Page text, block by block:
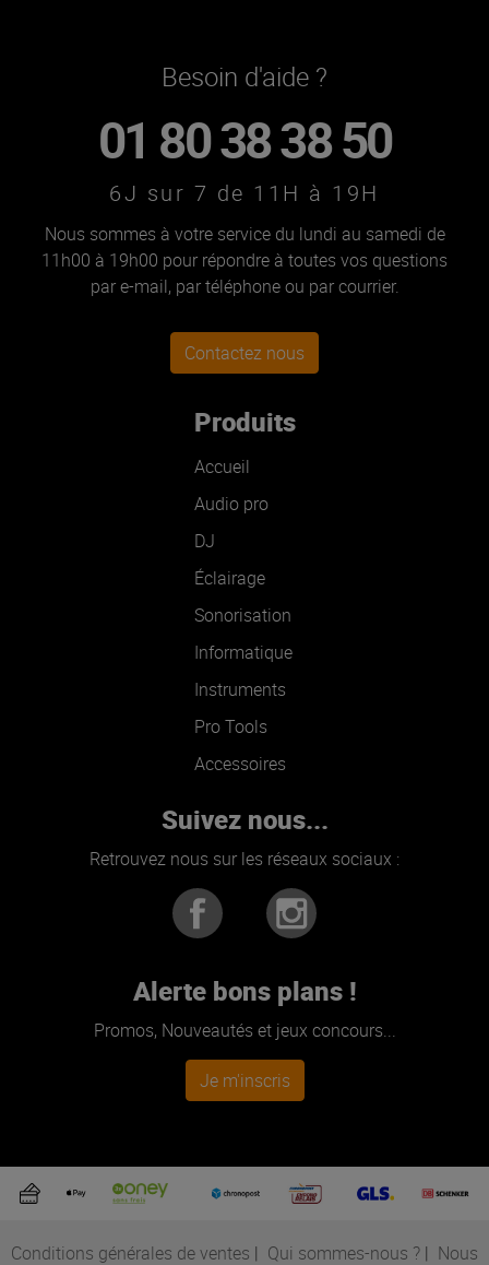
Besoin d'aide ?
01 80 38 38 50
6J sur 7 de 11H à 19H
Nous sommes à votre service du lundi au samedi de
11h00 à 19h00 pour répondre à toutes vos questions
par e-mail, par téléphone ou par courrier.
Contactez nous
Produits
Accueil
Audio pro
DJ
Éclairage
Sonorisation
Informatique
Instruments
Pro Tools
Accessoires
Suivez nous...
Retrouvez nous sur les réseaux sociaux :
Alerte bons plans !
Promos, Nouveautés et jeux concours...
Je m'inscris
Conditions générales de ventes | Qui sommes-nous ? | Nous